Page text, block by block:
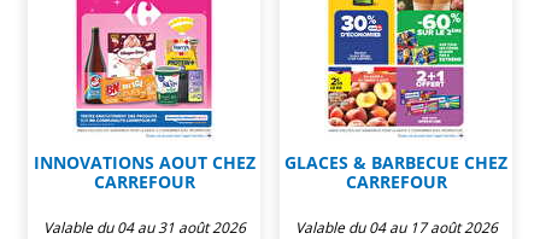
INNOVATIONS AOUT CHEZ
CARREFOUR
Valable du 04 au 31 août 2026
GLACES & BARBECUE CHEZ
CARREFOUR
Valable du 04 au 17 août 2026